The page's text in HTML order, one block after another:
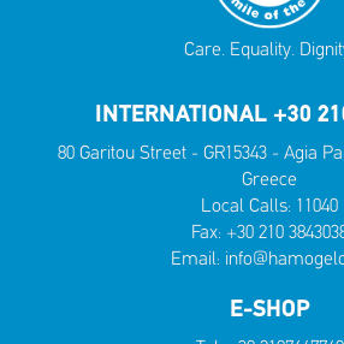
Care. Equality.
INTERNATIONAL +30
80 Garitou Street - GR15343 - Agia
Greece
Local Calls: 11040
Fax: +30 210
Email:
E-SHOP